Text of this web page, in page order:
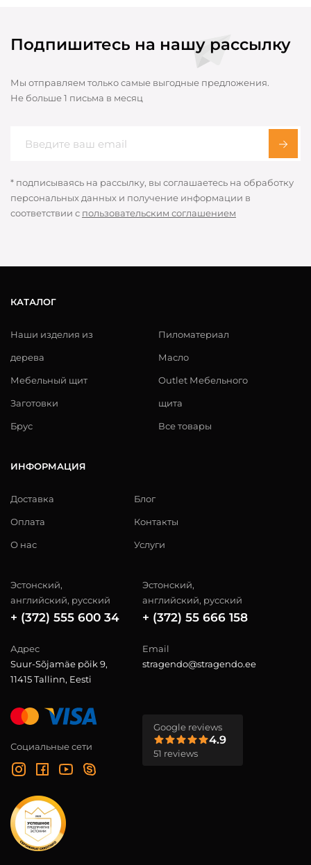
Подпишитесь на нашу рассылку
Мы отправляем только самые выгодные предложения.
Не больше 1 письма в месяц
* подписываясь на рассылку, вы соглашаетесь на обработку
персональных данных и получение информации в
соответствии с пользовательским соглашением
КАТАЛОГ
Наши изделия из
дерева
Мебельный щит
Заготовки
Брус
Пиломатериал
Масло
Outlet Мебельного
щита
Все товары
ИНФОРМАЦИЯ
Доставка
Оплата
О нас
Блог
Контакты
Услуги
Эстонский,
английский, русский
+ (372) 555 600 34
Эстонский,
английский, русский
+ (372) 55 666 158
Адрес
Suur-Sõjamäe põik 9,
11415 Tallinn, Eesti
Email
stragendo@stragendo.ee
Социальные сети
Google reviews
4.9
51 reviews